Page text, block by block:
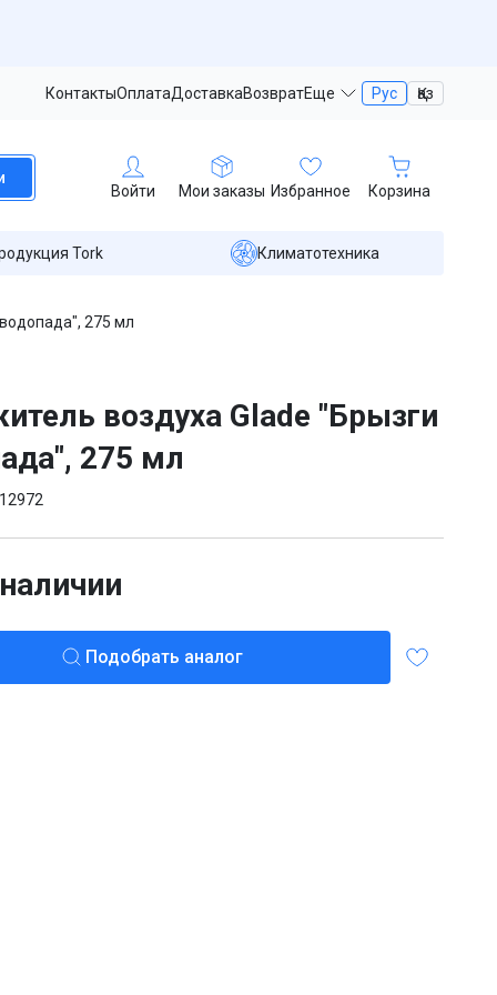
КонтактыОплатаДоставкаВозвратЕще Рус Қаз
Войти Мои заказы Избранное Корзина
Tork Климатотехника
275 мл
воздуха Glade "Брызги
275 мл
12972
Подобрать аналог